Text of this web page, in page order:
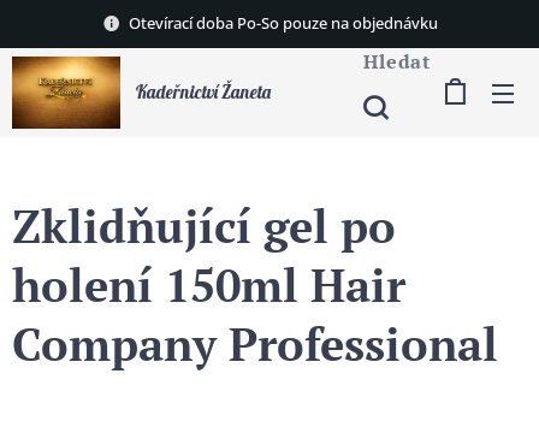
Otevírací doba Po-So pouze na objednávku
Kadeřnictví Žaneta
Hledat
Zklidňující gel po
holení 150ml Hair
Company Professional